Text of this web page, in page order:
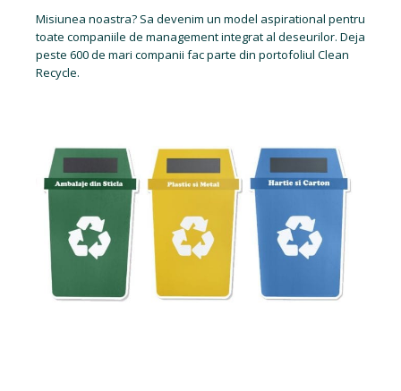
Misiunea noastra? Sa devenim un model aspirational pentru
toate companiile de management integrat al deseurilor. Deja
peste 600 de mari companii fac parte din portofoliul Clean
Recycle.